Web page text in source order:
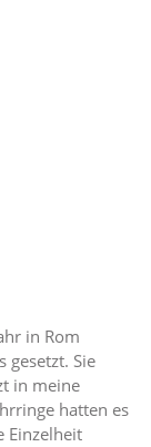
in Rom
gesetzt. Sie
in meine
hatten es
Einzelheit